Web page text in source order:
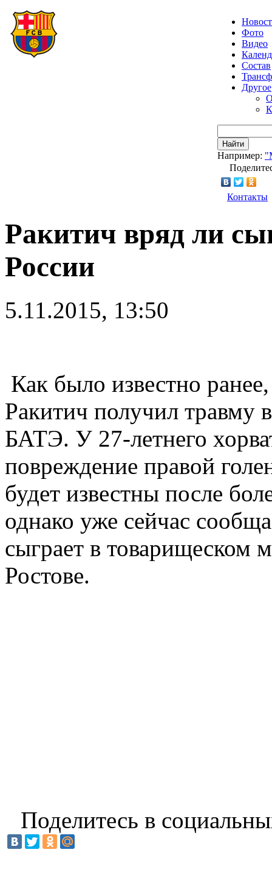
Фото
Видео
Состав
Другое
Найти
Например:
Контакты
Ракитич вряд ли
России
5.11.2015, 13:50
Как было известно
Ракитич получил травму
БАТЭ. У 27-летнего
повреждение правой
будет известны после
однако уже сейчас
сыграет в товарищеском
Ростове.
Поделитесь в